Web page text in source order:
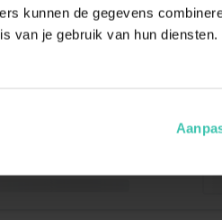
kunnen de gegevens
van je gebruik van hun